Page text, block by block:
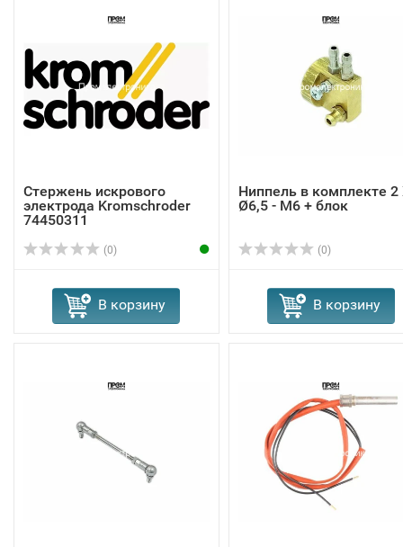
Стержень искрового
электрода Kromschroder
74450311
(0)
В корзину
Ниппель в комплекте 2
Ø6,5 - M6 + блок
(0)
В корзину